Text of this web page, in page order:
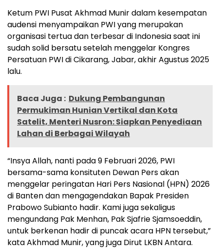
Ketum PWI Pusat Akhmad Munir dalam kesempatan
audensi menyampaikan PWI yang merupakan
organisasi tertua dan terbesar di Indonesia saat ini
sudah solid bersatu setelah menggelar Kongres
Persatuan PWI di Cikarang, Jabar, akhir Agustus 2025
lalu.
Baca Juga : Dukung Pembangunan
Permukiman Hunian Vertikal dan Kota
Satelit, Menteri Nusron: Siapkan Penyediaan
Lahan di Berbagai Wilayah
“Insya Allah, nanti pada 9 Februari 2026, PWI
bersama-sama konsituten Dewan Pers akan
menggelar peringatan Hari Pers Nasional (HPN) 2026
di Banten dan mengagendakan Bapak Presiden
Prabowo Subianto hadir. Kami juga sekaligus
mengundang Pak Menhan, Pak Sjafrie Sjamsoeddin,
untuk berkenan hadir di puncak acara HPN tersebut,”
kata Akhmad Munir, yang juga Dirut LKBN Antara.